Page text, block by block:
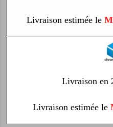
Livraison estimée le
Livraison en
Livraison estimée le